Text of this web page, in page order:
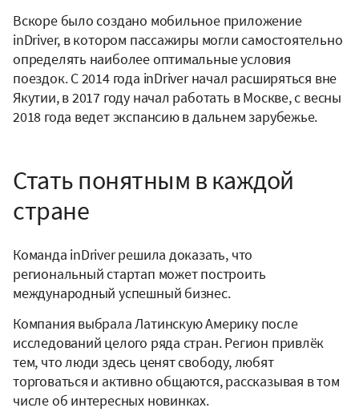
Вскоре было создано мобильное приложение
inDriver, в котором пассажиры могли самостоятельно
определять наиболее оптимальные условия
поездок. С 2014 года inDriver начал расширяться вне
Якутии, в 2017 году начал работать в Москве, с весны
2018 года ведет экспансию в дальнем зарубежье.
Стать понятным в каждой
стране
Команда inDriver решила доказать, что
региональный стартап может построить
международный успешный бизнес.
Компания выбрала Латинскую Америку после
исследований целого ряда стран. Регион привлёк
тем, что люди здесь ценят свободу, любят
торговаться и активно общаются, рассказывая в том
числе об интересных новинках.